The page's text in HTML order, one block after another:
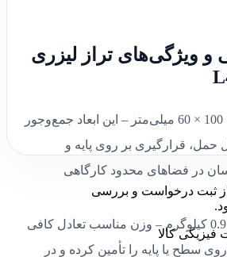
ویژگی‌های تراز لیزری
134 × 100 × 60 میلی‌متر – این ابعاد جمع‌وجور
حمل، قرارگیری بر روی پایه و
در فضاهای محدود کارگاهی
حدود 0.9 کیلوگرم – وزن مناسب تعادل کافی
سطح یا پایه را تأمین کرده و در
ثبت درخواست و بررسی
فیزیکی کالا